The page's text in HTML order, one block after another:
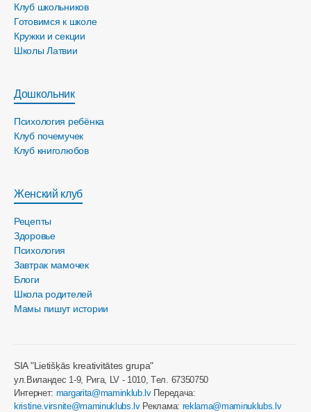
Клуб школьников
Готовимся к школе
Кружки и секции
Школы Латвии
Дошкольник
Психология ребёнка
Клуб почемучек
Клуб книголюбов
Женский клуб
Рецепты
Здоровье
Психология
Завтрак мамочек
Блоги
Школа родителей
Мамы пишут истории
SIA "Lietišķās kreativitātes grupa"
ул.Виландес 1-9, Рига, LV - 1010, Tел. 67350750
Интернет: margarita@maminklub.lvПередача:
kristine.virsnite@maminuklubs.lvРеклама: reklama@maminuklubs.lv